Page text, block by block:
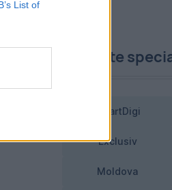
List of
Proiecte
SmartDigi
Exclusiv
Moldova